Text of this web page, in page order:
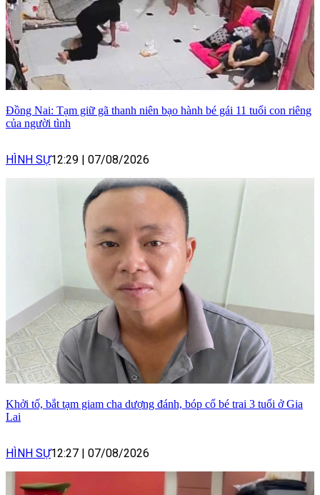
Đồng Nai: Tạm giữ gã thanh niên bạo hành bé gái 11 tuổi con riêng
của người tình
HÌNH SỰ12:29 07/08/2026
Khởi tố, bắt tạm giam cha dượng đánh, bóp cổ bé trai 3 tuổi ở Gia
Lai
HÌNH SỰ12:27 07/08/2026